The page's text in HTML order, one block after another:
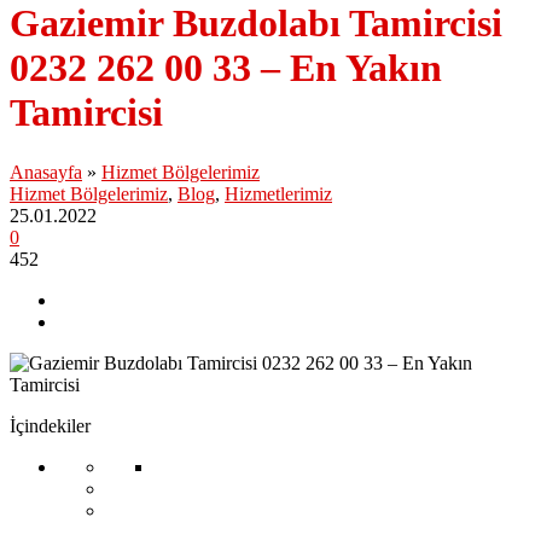
Gaziemir Buzdolabı Tamircisi
0232 262 00 33 – En Yakın
Tamircisi
Anasayfa » Hizmet Bölgelerimiz
Hizmet Bölgelerimiz, Blog, Hizmetlerimiz
25.01.2022
0
452
İçindekiler